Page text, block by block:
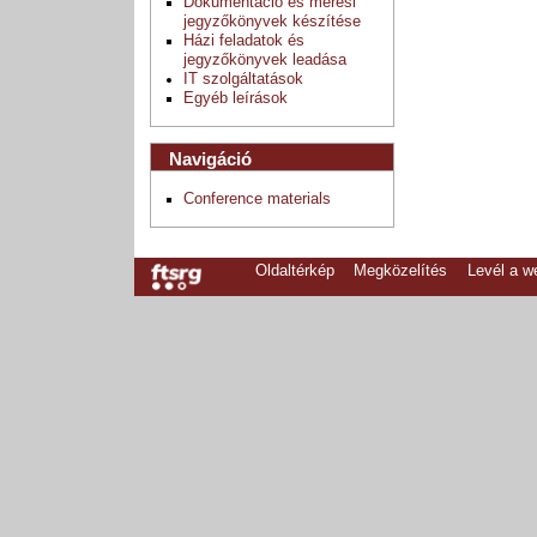
jegyzőkönyvek készítése
Házi feladatok és
jegyzőkönyvek leadása
IT szolgáltatások
Egyéb leírások
Navigáció
Conference materials
Oldaltérkép Megközelítés Levél a